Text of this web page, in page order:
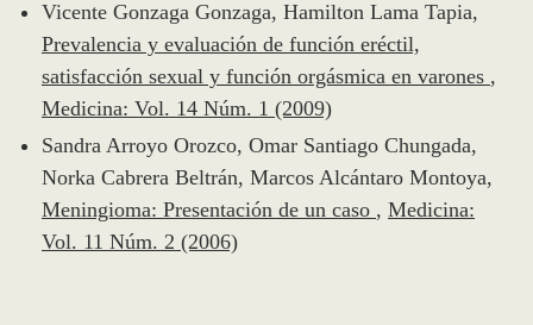
Vicente Gonzaga Gonzaga, Hamilton Lama Tapia,
Prevalencia y evaluación de función eréctil,
satisfacción sexual y función orgásmica en varones ,
Medicina: Vol. 14 Núm. 1 (2009)
Sandra Arroyo Orozco, Omar Santiago Chungada,
Norka Cabrera Beltrán, Marcos Alcántaro Montoya,
Meningioma: Presentación de un caso , Medicina:
Vol. 11 Núm. 2 (2006)